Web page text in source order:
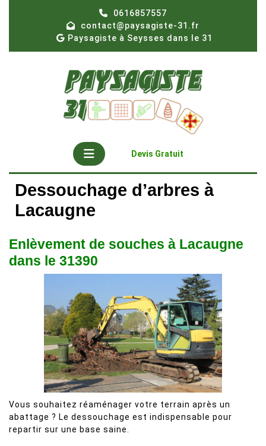
0616857557
contact@paysagiste-31.fr
Paysagiste à Seysses dans le 31
Open
Button
Devis Gratuit
Dessouchage d’arbres à
Lacaugne
Enlèvement de souches à Lacaugne
dans le 31390
Vous souhaitez réaménager votre terrain après un
abattage ? Le dessouchage est indispensable pour
repartir sur une base saine.